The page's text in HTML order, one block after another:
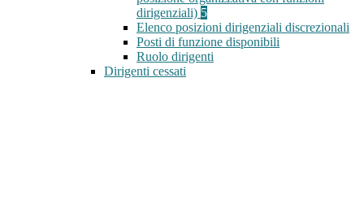
dirigenziali) 5
Elenco posizioni dirigenziali discrezionali
Posti di funzione disponibili
Ruolo dirigenti
Dirigenti cessati